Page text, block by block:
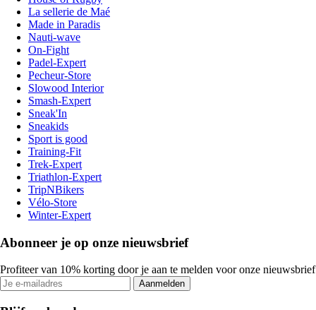
La sellerie de Maé
Made in Paradis
Nauti-wave
On-Fight
Padel-Expert
Pecheur-Store
Slowood Interior
Smash-Expert
Sneak'In
Sneakids
Sport is good
Training-Fit
Trek-Expert
Triathlon-Expert
TripNBikers
Vélo-Store
Winter-Expert
Abonneer je op onze nieuwsbrief
Profiteer van 10% korting door je aan te melden voor onze nieuwsbrief
Aanmelden